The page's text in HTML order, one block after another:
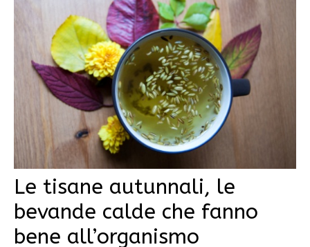
Le tisane autunnali, le
bevande calde che fanno
bene all’organismo